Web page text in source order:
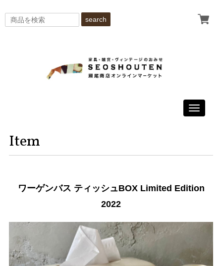
search
Toggle
Item
ワーゲンバス ティッシュBOX Limited Edition
2022